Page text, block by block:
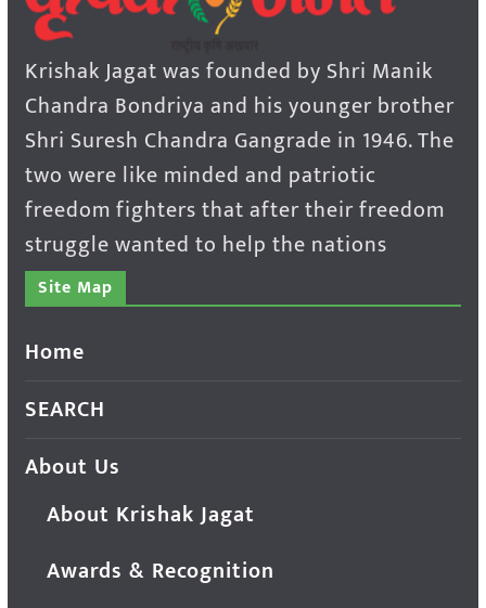
Krishak Jagat was founded by Shri Manik
Chandra Bondriya and his younger brother
Shri Suresh Chandra Gangrade in 1946. The
two were like minded and patriotic
freedom fighters that after their freedom
struggle wanted to help the nations
Site Map
Home
SEARCH
About Us
About Krishak Jagat
Awards & Recognition